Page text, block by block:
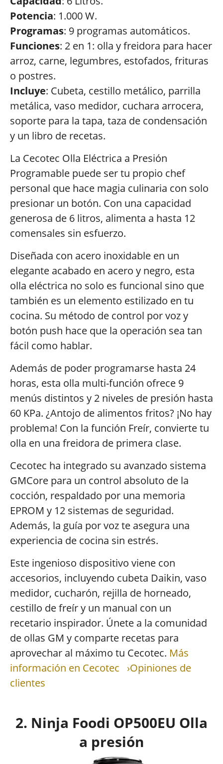
Potencia: 1.000 W.
Programas: 9 programas automáticos.
Funciones: 2 en 1: olla y freidora para hacer
arroz, carne, legumbres, estofados, frituras
o postres.
Incluye: Cubeta, cestillo metálico, parrilla
metálica, vaso medidor, cuchara arrocera,
soporte para la tapa, taza de condensación
y un libro de recetas.
La Cecotec Olla Eléctrica a Presión
Programable puede ser tu propio chef
personal que hace magia culinaria con solo
presionar un botón. Con una capacidad
generosa de 6 litros, alimenta a hasta 12
comensales sin esfuerzo.
Diseñada con acero inoxidable en un
elegante acabado en acero y negro, esta
olla eléctrica no solo es funcional sino que
también es un elemento estilizado en tu
cocina. Su método de control por voz y
botón push hace que la operación sea tan
fácil como hablar.
Además de poder programarse hasta 24
horas, esta olla multi-función ofrece 9
menús distintos y 2 niveles de presión hasta
60 KPa. ¿Antojo de alimentos fritos? ¡No hay
problema! Con la función Freír, convierte tu
olla en una freidora de primera clase.
Cecotec ha integrado su avanzado sistema
GMCore para un control absoluto de la
cocción, respaldado por una memoria
EPROM y 12 sistemas de seguridad.
Además, la guía por voz te asegura una
experiencia de cocina sin estrés.
Este ingenioso dispositivo viene con
accesorios, incluyendo cubeta Daikin, vaso
medidor, cucharón, rejilla de horneado,
cestillo de freír y un manual con un
recetario inspirador. Únete a la comunidad
de ollas GM y comparte recetas para
aprovechar al máximo tu Cecotec. Más
información en Cecotec
›Opiniones de
clientes
2. Ninja Foodi OP500EU Olla
a presión